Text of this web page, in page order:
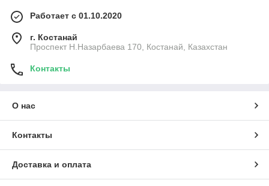
Работает с 01.10.2020
г. Костанай
Проспект Н.Назарбаева 170, Костанай, Казахстан
Контакты
О нас
Контакты
Доставка и оплата